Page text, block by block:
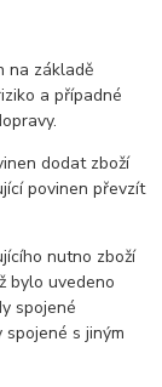
na základě
a případné
dodat zboží
povinen převzít
nutno zboží
bylo uvedeno
spojené
spojené s jiným